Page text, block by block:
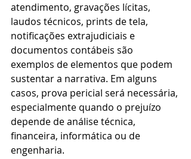
atendimento, gravações lícitas,
laudos técnicos, prints de tela,
notificações extrajudiciais e
documentos contábeis são
exemplos de elementos que podem
sustentar a narrativa. Em alguns
casos, prova pericial será necessária,
especialmente quando o prejuízo
depende de análise técnica,
financeira, informática ou de
engenharia.